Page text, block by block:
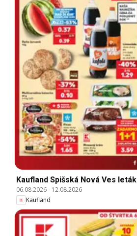
Kaufland Spišská Nová Ves leták
06.08.2026- 12.08.2026
Kaufland